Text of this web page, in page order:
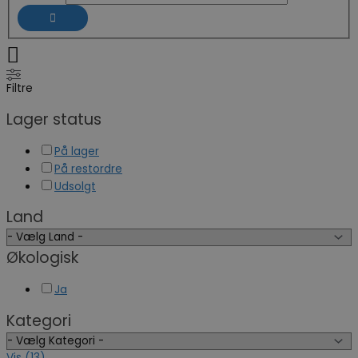
Filtre
Lager status
På lager
På restordre
Udsolgt
Land
Økologisk
Ja
Kategori